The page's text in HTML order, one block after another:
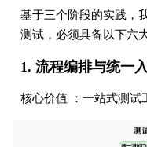
基于三个阶段的实践，
测试，必须具备以下六
1. 流程编排与统一
核心价值 ：一站式测试